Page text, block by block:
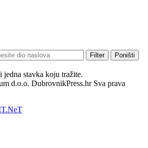
Filter Poništi
jedna stavka koju tražite.
d.o.o. DubrovnikPress.hr Sva prava